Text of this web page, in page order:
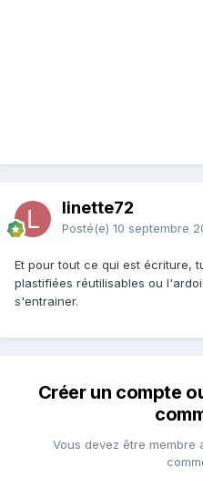
linette72
Posté(e) 10 septembre
Et pour tout ce qui est écriture,
plastifiées réutilisables ou
s'entrainer.
Créer un compte
Vous devez être membre